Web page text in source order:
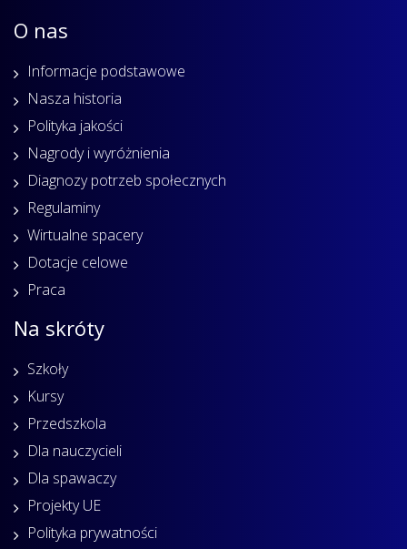
O nas
Informacje podstawowe
Nasza historia
Polityka jakości
Nagrody i wyróżnienia
Diagnozy potrzeb społecznych
Regulaminy
Wirtualne spacery
Dotacje celowe
Praca
Na skróty
Szkoły
Kursy
Przedszkola
Dla nauczycieli
Dla spawaczy
Projekty UE
Polityka prywatności